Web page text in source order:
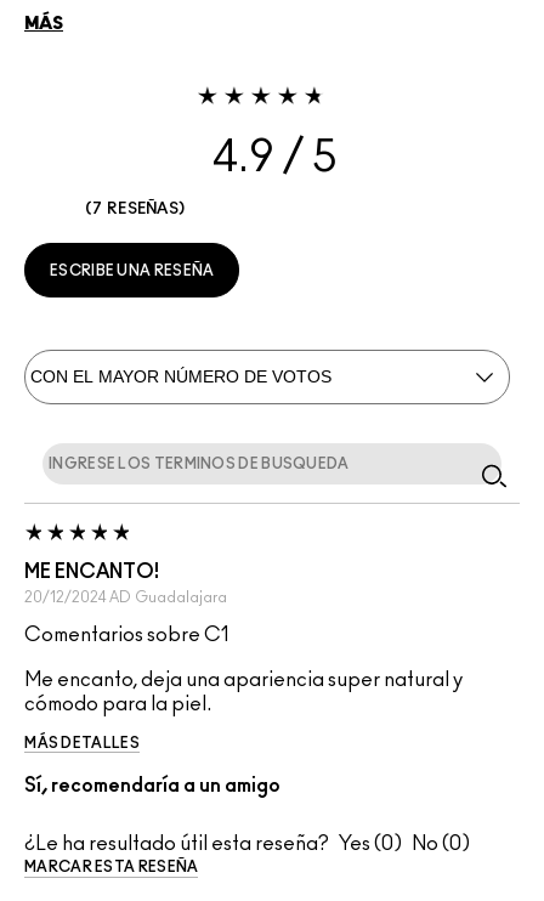
MÁS
4.9
7 RESEÑAS
ESCRIBE UNA RESEÑA
ME ENCANTO!
20/12/2024 AD Guadalajara
Comentarios sobre C1
Me encanto, deja una apariencia super natural y
cómodo para la piel.
MÁS DETALLES
Sí, recomendaría a un amigo
¿Le ha resultado útil esta reseña? 0 0
MARCAR ESTA RESEÑA